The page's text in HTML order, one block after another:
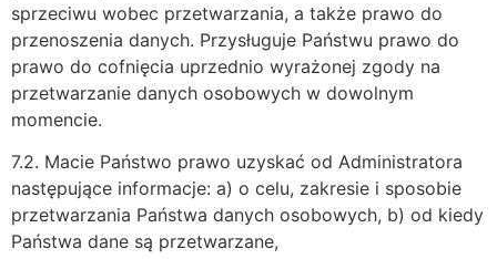
sprzeciwu wobec przetwarzania, a także prawo do
przenoszenia danych. Przysługuje Państwu prawo do
prawo do cofnięcia uprzednio wyrażonej zgody na
przetwarzanie danych osobowych w dowolnym
momencie.
7.2. Macie Państwo prawo uzyskać od Administratora
następujące informacje: a) o celu, zakresie i sposobie
przetwarzania Państwa danych osobowych, b) od kiedy
Państwa dane są przetwarzane,